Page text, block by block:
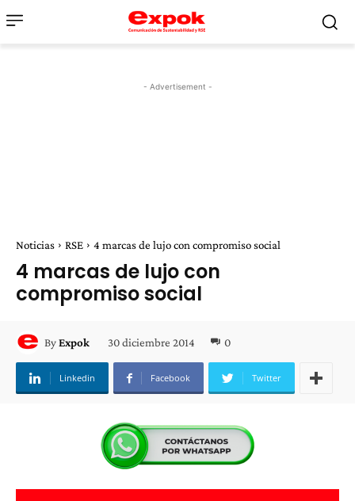
- Advertisement -
Noticias RSE 4 marcas de lujo con compromiso social
4 marcas de lujo con
compromiso social
ByExpok 30 diciembre 2014 0
Linkedin Facebook Twitter